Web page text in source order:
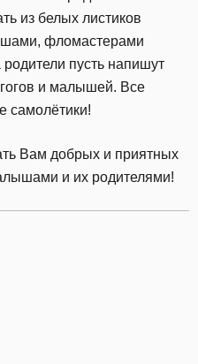
из белых листиков
фломастерами
пусть напишут
и малышей. Все
самолётики!
Вам добрых и приятных
и их родителями!